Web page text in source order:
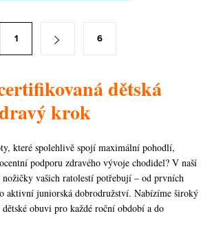
1 6
dětská
krok
které spolehlivě spojí maximální pohodlí,
podporu zdravého vývoje chodidel? V naší
nožičky vašich ratolestí potřebují – od prvních
aktivní juniorská dobrodružství. Nabízíme široký
obuvi pro každé roční období a do